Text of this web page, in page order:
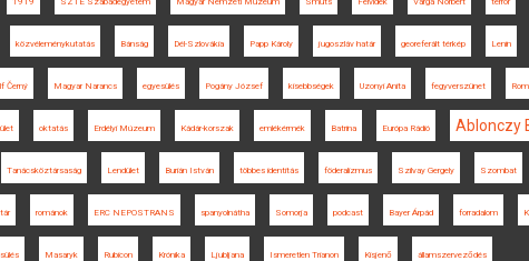
közvéleménykutatás Bánság Dél-Szlovákia Papp Károly jugoszláv határ georeferált térkép Lenin
Černý Magyar Narancs egyesülés Pogány József kisebbségek Uzonyi Anita fegyverszünet
oktatás Erdélyi Múzeum Kádár-korszak emlékérmék Batrina Európa Rádió Ablonczy
Tanácsköztársaság Lendület Burián István többes identitás föderalizmus Szilvay Gergely Szombat
románok ERC NEPOSTRANS spanyolnátha Somorja podcast Bayer Árpád forradalom
Masaryk Rubicon Krónika Ljubljana Ismeretlen Trianon Kisjenő államszerveződés